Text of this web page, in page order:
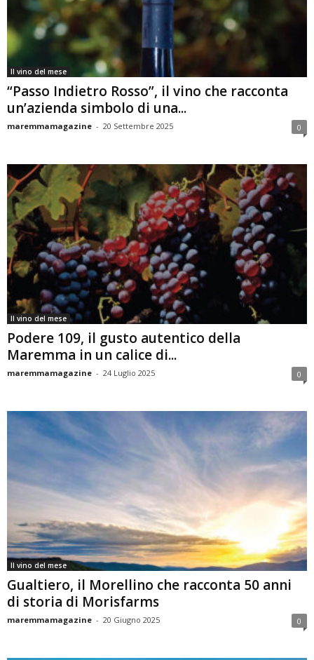
Il vino del mese
“Passo Indietro Rosso”, il vino che racconta
un’azienda simbolo di una...
maremmamagazine - 20 Settembre 2025 0
Il vino del mese
Podere 109, il gusto autentico della
Maremma in un calice di...
maremmamagazine - 24 Luglio 2025 0
Il vino del mese
Gualtiero, il Morellino che racconta 50 anni
di storia di Morisfarms
maremmamagazine - 20 Giugno 2025 0